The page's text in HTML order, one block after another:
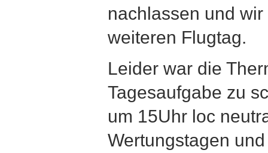
nachlassen und
weiteren Flugtag.
Leider war die
Tagesaufgabe zu
um 15Uhr loc
Wertungstagen